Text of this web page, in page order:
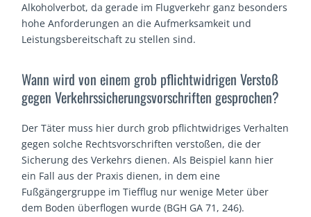
Alkoholverbot, da gerade im Flugverkehr ganz besonders
hohe Anforderungen an die Aufmerksamkeit und
Leistungsbereitschaft zu stellen sind.
Wann wird von einem grob pflichtwidrigen Verstoß
gegen Verkehrssicherungsvorschriften gesprochen?
Der Täter muss hier durch grob pflichtwidriges Verhalten
gegen solche Rechtsvorschriften verstoßen, die der
Sicherung des Verkehrs dienen. Als Beispiel kann hier
ein Fall aus der Praxis dienen, in dem eine
Fußgängergruppe im Tiefflug nur wenige Meter über
dem Boden überflogen wurde (BGH GA 71, 246).